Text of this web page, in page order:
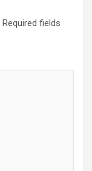
Required fields